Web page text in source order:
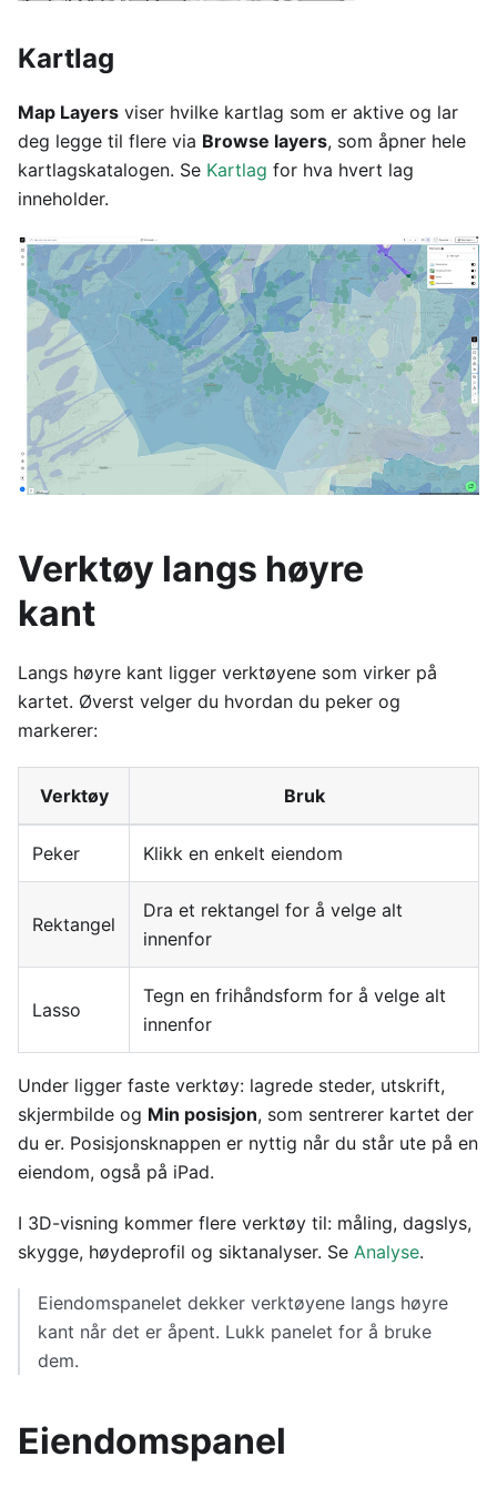
Kartlag
Map Layers viser hvilke kartlag som er aktive og lar
deg legge til flere via Browse layers, som åpner hele
kartlagskatalogen. Se Kartlag for hva hvert lag
inneholder.
Verktøy langs høyre
kant
Langs høyre kant ligger verktøyene som virker på
kartet. Øverst velger du hvordan du peker og
markerer:
Verktøy Bruk
Peker Klikk en enkelt eiendom
Rektangel
Dra et rektangel for å velge alt
innenfor
Lasso
Tegn en frihåndsform for å velge alt
innenfor
Under ligger faste verktøy: lagrede steder, utskrift,
skjermbilde og Min posisjon, som sentrerer kartet der
du er. Posisjonsknappen er nyttig når du står ute på en
eiendom, også på iPad.
I 3D-visning kommer flere verktøy til: måling, dagslys,
skygge, høydeprofil og siktanalyser. Se Analyse.
Eiendomspanelet dekker verktøyene langs høyre
kant når det er åpent. Lukk panelet for å bruke
dem.
Eiendomspanel